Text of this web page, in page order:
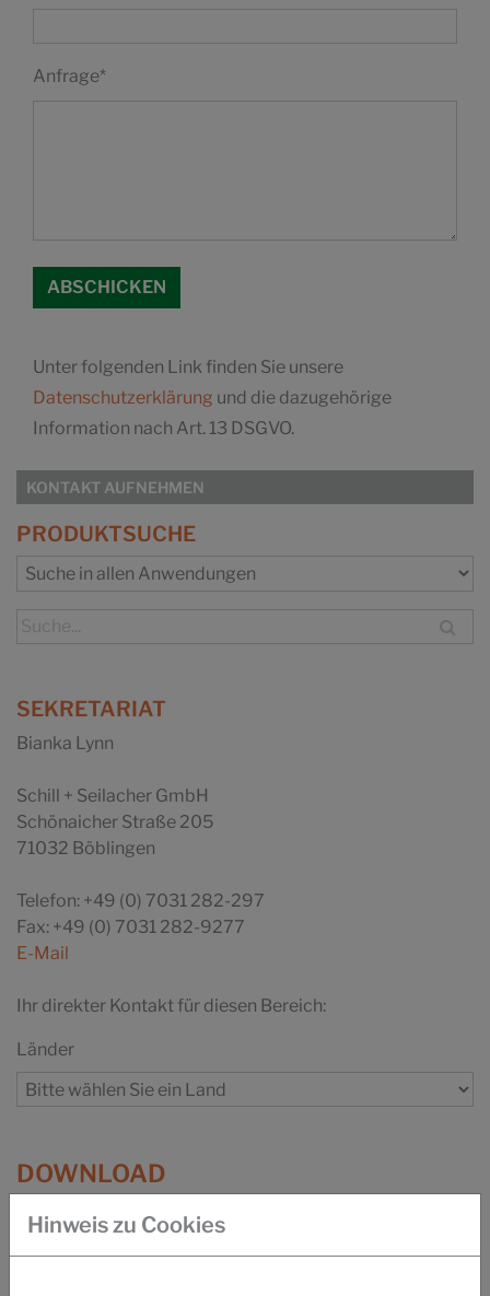
Anfrage*
Unter folgenden Link finden Sie unsere
Datenschutzerklärung und die dazugehörige
Information nach Art. 13 DSGVO.
KONTAKT AUFNEHMEN
PRODUKTSUCHE
SEKRETARIAT
Bianka Lynn
Schill + Seilacher GmbH
Schönaicher Straße 205
71032 Böblingen
Telefon: +49 (0) 7031 282-297
Fax: +49 (0) 7031 282-9277
E-Mail
Ihr direkter Kontakt für diesen Bereich:
Länder
DOWNLOAD
BROSCHÜRE SILASTOL CARE
Hinweis zu Cookies